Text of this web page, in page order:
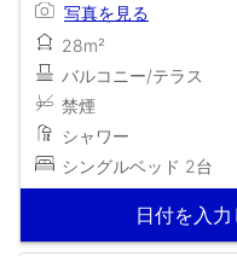
写真を見る
28m²
バルコニー/テラス
禁煙
シャワー
シングルベッド 2台
日付を入